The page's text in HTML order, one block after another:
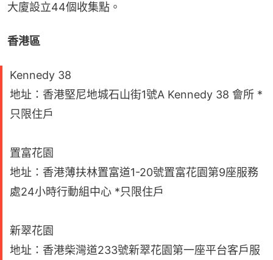
大廈設立44個收集點。
香港區
Kennedy 38
地址：香港堅尼地城石山街1號A Kennedy 38 會所 *
只限住戶
置富花園
地址：香港薄扶林置富道1-20號置富花園第9座服務
處24小時行動組中心 *只限住戶
新翠花園
地址：香港柴灣道233號新翠花園第一座平台客戶服